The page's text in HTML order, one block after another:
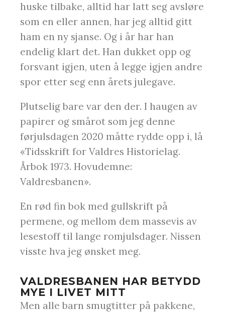
huske tilbake, alltid har latt seg avsløre
som en eller annen, har jeg alltid gitt
ham en ny sjanse. Og i år har han
endelig klart det. Han dukket opp og
forsvant igjen, uten å legge igjen andre
spor etter seg enn årets julegave.
Plutselig bare var den der. I haugen av
papirer og smårot som jeg denne
førjulsdagen 2020 måtte rydde opp i, lå
«Tidsskrift for Valdres Historielag.
Årbok 1973. Hovudemne:
Valdresbanen».
En rød fin bok med gullskrift på
permene, og mellom dem massevis av
lesestoff til lange romjulsdager. Nissen
visste hva jeg ønsket meg.
VALDRESBANEN HAR BETYDD
MYE I LIVET MITT
Men alle barn smugtitter på pakkene,